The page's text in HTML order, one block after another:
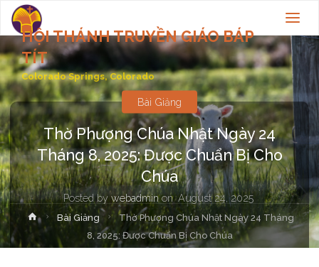
HỘI THÁNH TRUYỀN GIÁO BÁP
TÍT
Colorado Springs, Colorado
Thờ Phượng Chúa Nhật Ngày 24
Tháng 8, 2025: Được Chuẩn Bị Cho
Chúa
Posted by webadmin on August 24, 2025
Bài Giảng
HomeBài Giảng
Thờ Phượng Chúa Nhật Ngày 24 Tháng
8, 2025: Được Chuẩn Bị Cho Chúa